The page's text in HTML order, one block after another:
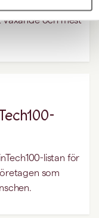
växande och mest
listan för
som